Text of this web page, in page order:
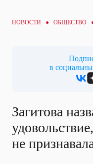
НОВОСТИ ● ОБЩЕСТВО
в
Загитова
не